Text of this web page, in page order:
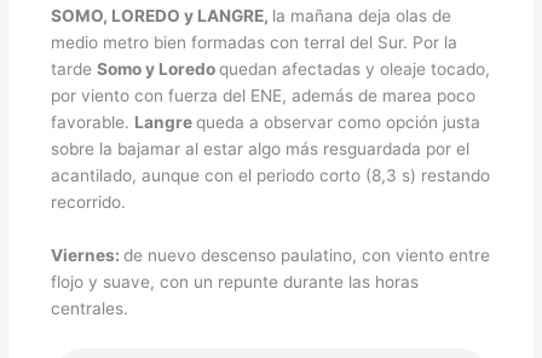
SOMO, LOREDO y LANGRE, la mañana deja olas de
medio metro bien formadas con terral del Sur. Por la
tarde Somo y Loredoquedan afectadas y oleaje tocado,
por viento con fuerza del ENE, además de marea poco
favorable. Langrequeda a observar como opción justa
sobre la bajamar al estar algo más resguardada por el
acantilado, aunque con el periodo corto (8,3 s) restando
recorrido.
Viernes: de nuevo descenso paulatino, con viento entre
flojo y suave, con un repunte durante las horas
centrales.